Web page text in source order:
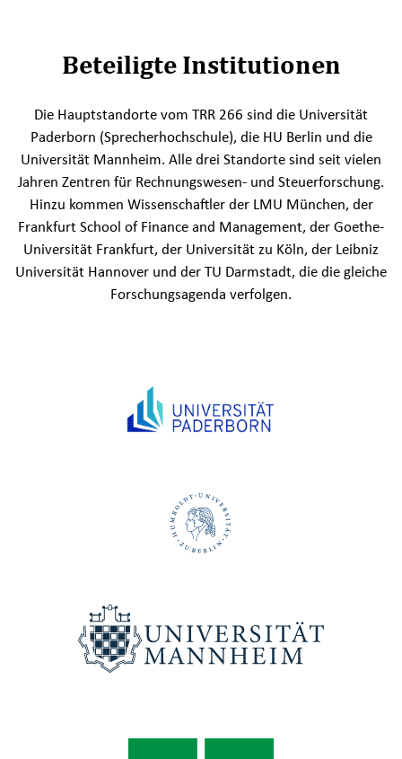
Beteiligte Institutionen
Die Hauptstandorte vom TRR 266 sind die Universität
Paderborn (Sprecherhochschule), die HU Berlin und die
Universität Mannheim. Alle drei Standorte sind seit vielen
Jahren Zentren für Rechnungswesen- und Steuerforschung.
Hinzu kommen Wissenschaftler der LMU München, der
Frankfurt School of Finance and Management, der Goethe-
Universität Frankfurt, der Universität zu Köln, der Leibniz
Universität Hannover und der TU Darmstadt, die die gleiche
Forschungsagenda verfolgen.